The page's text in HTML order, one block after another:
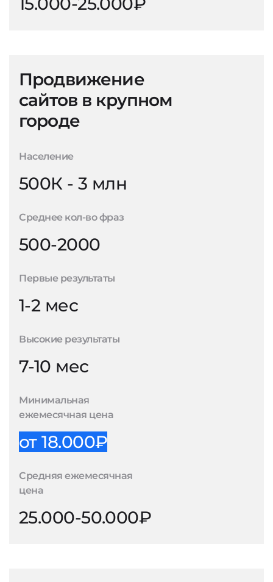
Продвижение
сайтов в крупном
городе
Население
500К - 3 млн
Среднее кол-во фраз
500-2000
Первые результаты
1-2 мес
Высокие результаты
7-10 мес
Минимальная
ежемесячная цена
от 18.000₽
Средняя ежемесячная
цена
25.000-50.000₽